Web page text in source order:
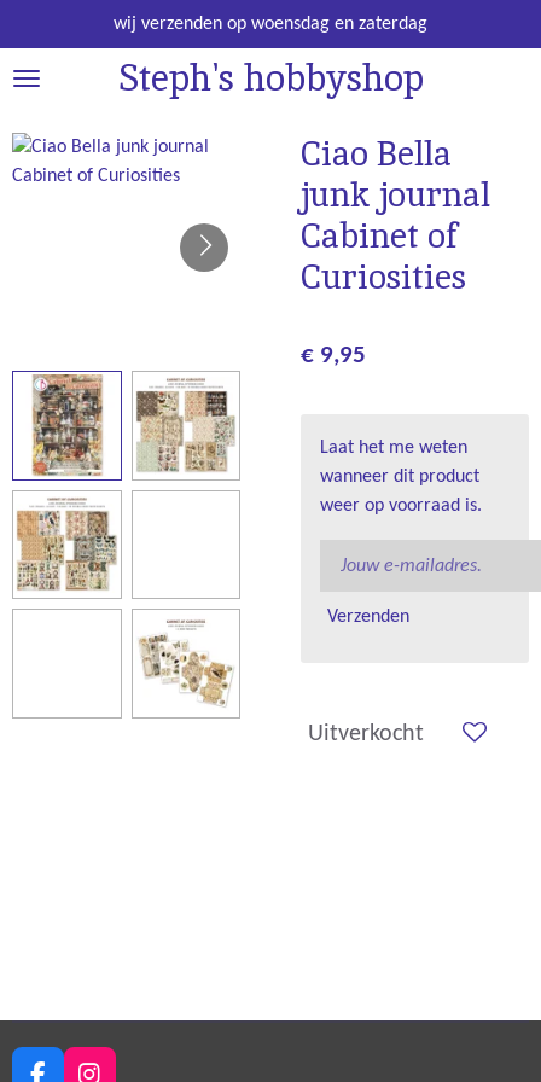
direct
naar
hoofdinhoud
Steph's hobbyshop
wij verzenden op woensdag en zaterdag
Ciao Bella
junk journal
Cabinet of
Curiosities
€ 9,95
Laat het me weten
wanneer dit product
weer op voorraad is.
Verzenden
Uitverkocht